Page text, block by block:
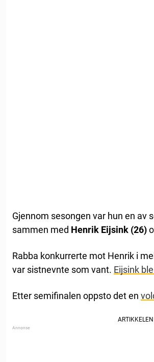
Gjennom sesongen var hun en av
sammen med Henrik Eijsink (26)
Rabba konkurrerte mot Henrik i
var sistnevnte som vant. Eijsink
Etter semifinalen oppsto det en